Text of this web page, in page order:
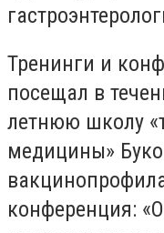
Тренинги и
посещал в
летнюю школу
медицины»
конференция: